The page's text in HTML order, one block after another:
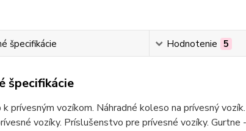
špecifikácie Hodnotenie 5
špecifikácie
prívesným vozíkom. Náhradné koleso na prívesný
vozíky. Príslušenstvo pre prívesné vozíky.